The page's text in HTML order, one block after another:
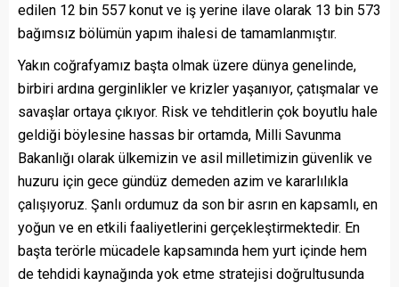
edilen 12 bin 557 konut ve iş yerine ilave olarak 13 bin 573
bağımsız bölümün yapım ihalesi de tamamlanmıştır.
Yakın coğrafyamız başta olmak üzere dünya genelinde,
birbiri ardına gerginlikler ve krizler yaşanıyor, çatışmalar ve
savaşlar ortaya çıkıyor. Risk ve tehditlerin çok boyutlu hale
geldiği böylesine hassas bir ortamda, Milli Savunma
Bakanlığı olarak ülkemizin ve asil milletimizin güvenlik ve
huzuru için gece gündüz demeden azim ve kararlılıkla
çalışıyoruz. Şanlı ordumuz da son bir asrın en kapsamlı, en
yoğun ve en etkili faaliyetlerini gerçekleştirmektedir. En
başta terörle mücadele kapsamında hem yurt içinde hem
de tehdidi kaynağında yok etme stratejisi doğrultusunda